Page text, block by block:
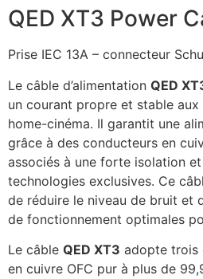
QED XT3 Power
Prise IEC 13A – connecteur
Le câble d’alimentation QED
un courant propre et stable
home-cinéma. Il garantit une
grâce à des conducteurs en
associés à une forte isolation
technologies exclusives. Ce
de réduire le niveau de bruit et
de fonctionnement optimales
Le câble QED XT3 adopte trois
en cuivre OFC pur à plus de